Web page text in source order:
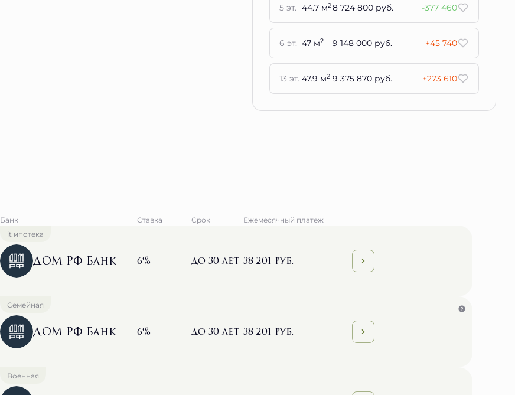
5 эт. 44.7 м28 724 800 руб. -377 460
6 эт. 47 м2 9 148 000 руб. +45 740
13 эт. 47.9 м2 9 375 870 руб. +273 610
Банк Ставка Срок
Ежемесячный платеж
it ипотека
ДОМ РФ Банк 6% до 30 лет 38 201 руб.
Семейная
ДОМ РФ Банк 6% до 30 лет 38 201 руб.
Военная